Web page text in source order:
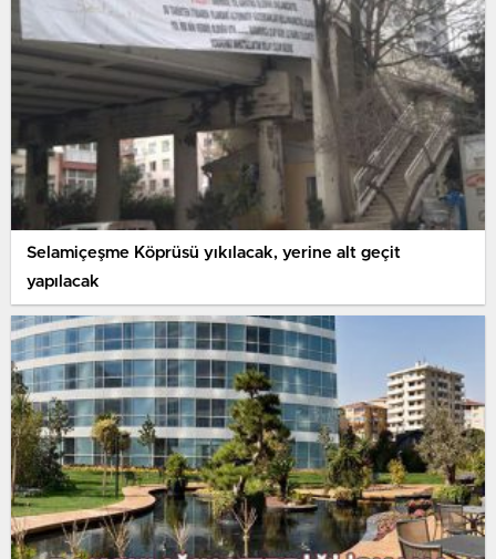
Selamiçeşme Köprüsü yıkılacak, yerine alt geçit
yapılacak